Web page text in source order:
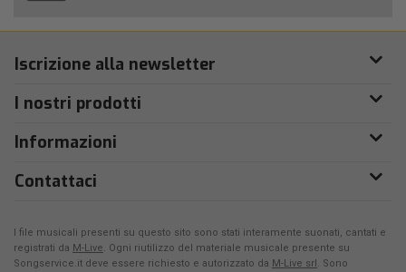
Iscrizione alla newsletter
I nostri prodotti
Informazioni
Contattaci
I file musicali presenti su questo sito sono stati interamente suonati, cantati e
registrati da M-Live. Ogni riutilizzo del materiale musicale presente su
Songservice.it deve essere richiesto e autorizzato da M-Live srl . Sono